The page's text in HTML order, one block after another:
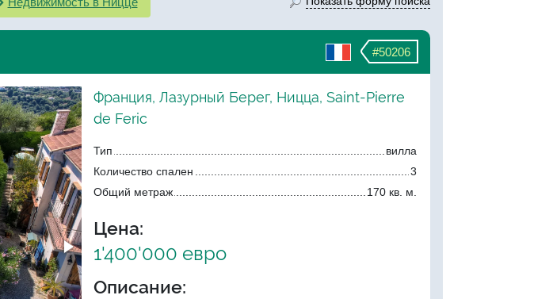
#50206
Франция, Лазурный Берег, Ницца, Saint-Pierre
de Feric
Тип
вилла
Количество спален
3
Общий метраж
170 кв. м.
Цена:
1'400'000 евро
Описание: